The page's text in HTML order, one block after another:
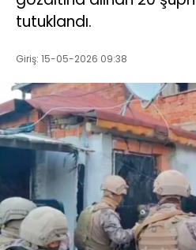
tutuklandı.
Giriş: 15-05-2026 09:38